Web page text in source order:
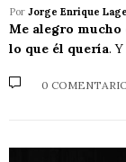
Por Jorge Enrique Lage
Me alegro mucho
lo que él quería.
0